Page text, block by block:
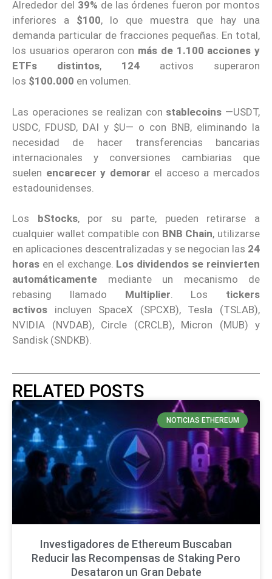
Alrededor del 39% de las órdenes fueron por montos
inferiores a $100, lo que muestra que hay una
demanda particular de fracciones pequeñas. En total,
los usuarios operaron con más de 1.100 acciones y
ETFs distintos, 124 activos superaron
los $100.000 en volumen.
Las operaciones se realizan con stablecoins —USDT,
USDC, FDUSD, DAI y $U— o con BNB, eliminando la
necesidad de hacer transferencias bancarias
internacionales y conversiones cambiarias que
suelen encarecer y demorar el acceso a mercados
estadounidenses.
Los bStocks, por su parte, pueden retirarse a
cualquier wallet compatible con BNB Chain, utilizarse
en aplicaciones descentralizadas y se negocian las 24
horas en el exchange. Los dividendos se reinvierten
automáticamente mediante un mecanismo de
rebasing llamado Multiplier. Los tickers
activos incluyen SpaceX (SPCXB), Tesla (TSLAB),
NVIDIA (NVDAB), Circle (CRCLB), Micron (MUB) y
Sandisk (SNDKB).
RELATED POSTS
NOTICIAS ETHEREUM
Investigadores de Ethereum Buscaban
Reducir las Recompensas de Staking Pero
Desataron un Gran Debate